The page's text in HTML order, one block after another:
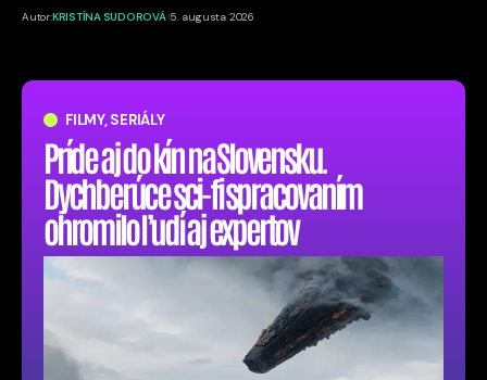
FILMY, SERIÁLY
Príde aj do kín na Slovensku.
Dychberúce sci-fi spracovaním
ohromilo ľudí aj expertov
Autor:KRISTÍNA SUDOROVÁ 5. augusta 2026